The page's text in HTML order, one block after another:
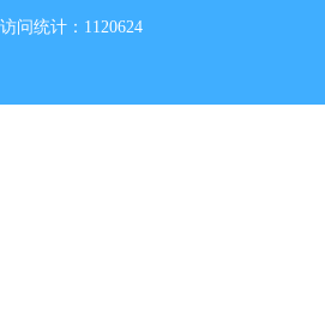
访问统计：1120624